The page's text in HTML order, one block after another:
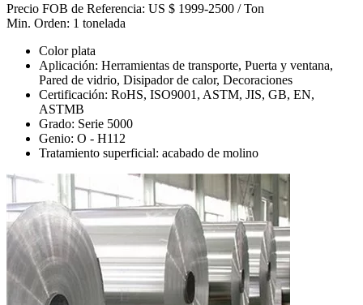
Precio FOB de Referencia: US $ 1999-2500 / Ton
Min. Orden: 1 tonelada
Color plata
Aplicación: Herramientas de transporte, Puerta y ventana,
Pared de vidrio, Disipador de calor, Decoraciones
Certificación: RoHS, ISO9001, ASTM, JIS, GB, EN,
ASTMB
Grado: Serie 5000
Genio: O - H112
Tratamiento superficial: acabado de molino